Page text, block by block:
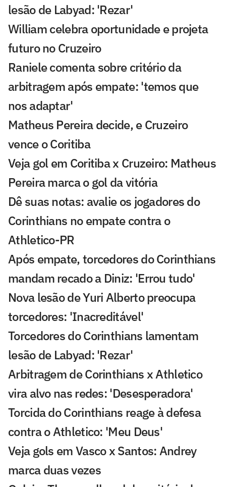
lesão de Labyad: 'Rezar'
William celebra oportunidade e projeta
futuro no Cruzeiro
Raniele comenta sobre critério da
arbitragem após empate: 'temos que
nos adaptar'
Matheus Pereira decide, e Cruzeiro
vence o Coritiba
Veja gol em Coritiba x Cruzeiro: Matheus
Pereira marca o gol da vitória
Dê suas notas: avalie os jogadores do
Corinthians no empate contra o
Athletico-PR
Após empate, torcedores do Corinthians
mandam recado a Diniz: 'Errou tudo'
Nova lesão de Yuri Alberto preocupa
torcedores: 'Inacreditável'
Torcedores do Corinthians lamentam
lesão de Labyad: 'Rezar'
Arbitragem de Corinthians x Athletico
vira alvo nas redes: 'Desesperadora'
Torcida do Corinthians reage à defesa
contra o Athletico: 'Meu Deus'
Veja gols em Vasco x Santos: Andrey
marca duas vezes